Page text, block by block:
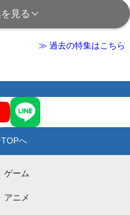
見る
≫ 過去の特集はこちら
へ
ゲーム
アニメ